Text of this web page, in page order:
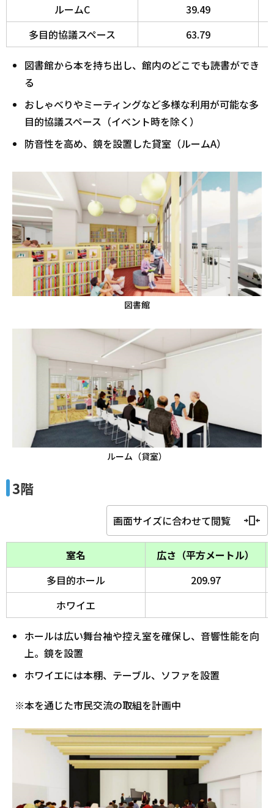
ルームC
39.49
多目的協議スペース
63.79
図書館から本を持ち出し、館内のどこでも読書ができ
る
おしゃべりやミーティングなど多様な利用が可能な多
目的協議スペース（イベント時を除く）
防音性を高め、鏡を設置した貸室（ルームA）
図書館
ルーム（貸室）
3階
画面サイズに合わせて閲覧
室名
広さ（平方メートル）
多目的ホール
209.97
ホワイエ
ホールは広い舞台袖や控え室を確保し、音響性能を向
上。鏡を設置
ホワイエには本棚、テーブル、ソファを設置
※本を通じた市民交流の取組を計画中